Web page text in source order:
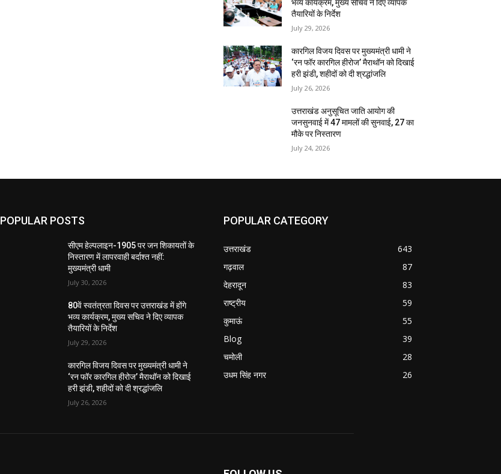
भव्य कार्यक्रम, मुख्य सचिव ने दिए व्यापक
तैयारियों के निर्देश
July 29, 2026
कारगिल विजय दिवस पर मुख्यमंत्री धामी ने
‘रन फॉर कारगिल हीरोज’ मैराथॉन को दिखाई
हरी झंडी, शहीदों को दी श्रद्धांजलि
July 26, 2026
उत्तराखंड अनुसूचित जाति आयोग की
जनसुनवाई में 47 मामलों की सुनवाई, 27 का
मौके पर निस्तारण
July 24, 2026
POPULAR POSTS
सीएम हेल्पलाइन-1905 पर जन शिकायतों के
निस्तारण में लापरवाही बर्दाश्त नहीं:
मुख्यमंत्री धामी
July 30, 2026
80वें स्वतंत्रता दिवस पर उत्तराखंड में होंगे
भव्य कार्यक्रम, मुख्य सचिव ने दिए व्यापक
तैयारियों के निर्देश
July 29, 2026
कारगिल विजय दिवस पर मुख्यमंत्री धामी ने
‘रन फॉर कारगिल हीरोज’ मैराथॉन को दिखाई
हरी झंडी, शहीदों को दी श्रद्धांजलि
July 26, 2026
POPULAR CATEGORY
उत्तराखंड
643
गढ़वाल
87
देहरादून
83
राष्ट्रीय
59
कुमाऊं
55
Blog
39
चमोली
28
उधम सिंह नगर
26